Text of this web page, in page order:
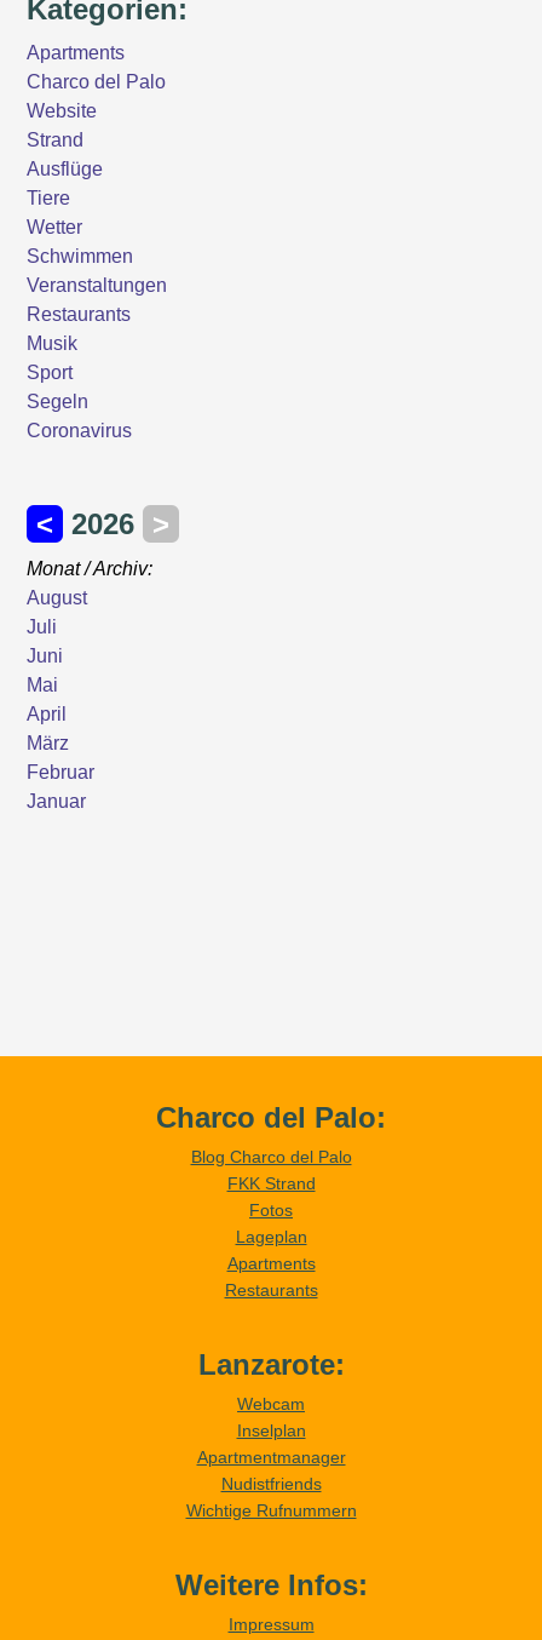
Kategorien:
Apartments
Charco del Palo
Website
Strand
Ausflüge
Tiere
Wetter
Schwimmen
Veranstaltungen
Restaurants
Musik
Sport
Segeln
Coronavirus
Charco del Palo:
Blog Charco del Palo
FKK Strand
Fotos
Lageplan
Apartments
Restaurants
Lanzarote:
Webcam
Inselplan
Apartmentmanager
Nudistfriends
Wichtige Rufnummern
Weitere Infos:
Impressum